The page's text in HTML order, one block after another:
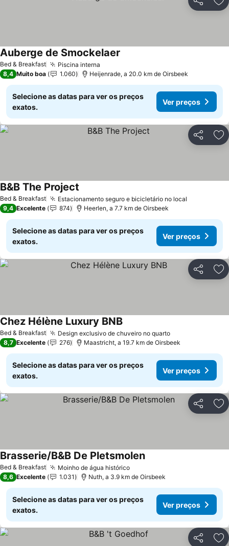
Partilhar
Bed & Breakfast Piscina interna
Auberge de Smockelaer
8,4 Muito boa 1.060 Heijenrade, a 20.0 km de Oirsbeek
Selecione as datas para ver os preços
exatos.
Ver preços
Partilhar
Bed & Breakfast Estacionamento seguro e bicicletário no local
B&B The Project
9,4 Excelente 874 Heerlen, a 7.7 km de Oirsbeek
Selecione as datas para ver os preços
exatos.
Ver preços
Partilhar
Bed & Breakfast Design exclusivo de chuveiro no quarto
Chez Hélène Luxury BNB
8,7 Excelente 276 Maastricht, a 19.7 km de Oirsbeek
Selecione as datas para ver os preços
exatos.
Ver preços
Partilhar
Bed & Breakfast Moinho de água histórico
Brasserie/B&B De Pletsmolen
8,6 Excelente 1.031 Nuth, a 3.9 km de Oirsbeek
Selecione as datas para ver os preços
exatos.
Ver preços
Partilhar